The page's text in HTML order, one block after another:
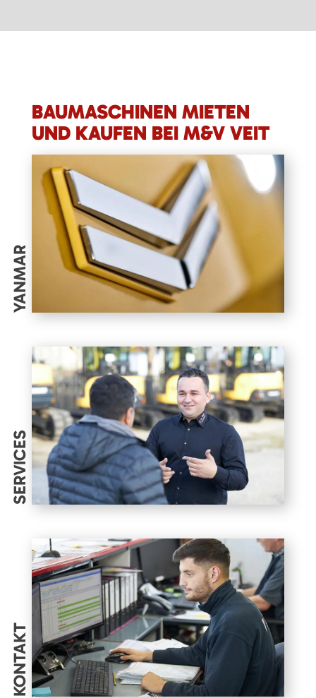
BAUMASCHINEN MIETEN
UND KAUFEN BEI M&V VEIT
YANMAR
SERVICES
KONTAKT